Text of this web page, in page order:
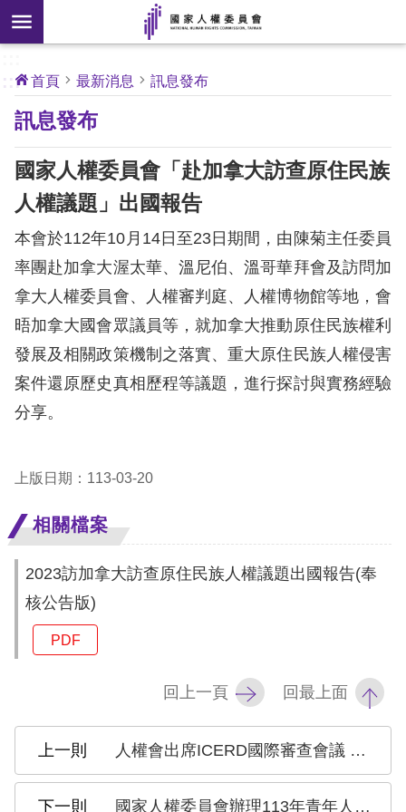
前往主要內容區塊
搜
尋
開
新
]
核
心
人
權
公
約
關
於
本
會
新
消
息
權
務
核
心
人
權
陳
情
申
:::
首頁 最新消息 訊息發布
訊息發布
國家人權委員會「赴加拿大訪查原住民族
人權議題」出國報告
本會於112年10月14日至23日期間，由陳菊主任委員
率團赴加拿大渥太華、溫尼伯、溫哥華拜會及訪問加
拿大人權委員會、人權審判庭、人權博物館等地，會
晤加拿大國會眾議員等，就加拿大推動原住民族權利
發展及相關政策機制之落實、重大原住民族人權侵害
案件還原歷史真相歷程等議題，進行探討與實務經驗
分享。
上版日期：113-03-20
相關檔案
2023訪加拿大訪查原住民族人權議題出國報告(奉
核公告版)
PDF
回上一頁 回最上面
人權會出席ICERD國際審查會議 陳菊：欣見政府主動落實ICERD，促進族群平等
國家人權委員會辦理113年青年人權教育培力推廣計畫，自即日起徵件至113年4月30日止(已截止)